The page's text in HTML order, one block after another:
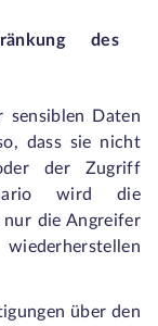
des
sensiblen Daten
dass sie nicht
der Zugriff
wird die
nur die Angreifer
über den